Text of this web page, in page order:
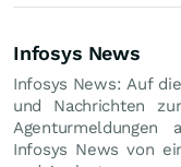
Infosys News
Infosys News: Auf
und Nachrichten
Infosys News von